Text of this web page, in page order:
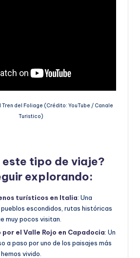
del Foliage (Crédito: YouTube / Canale
Turistico)
este tipo de viaje?
explorando:
turísticos en Italia: Una
escondidos, rutas históricas
muy pocos visitan.
por el Valle Rojo en Capadocia: Un
a paso por uno de los paisajes más
vivido.